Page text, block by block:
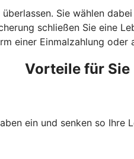
Sie wählen
schließen Sie eine
einer Einmalzahlung
Vorteile für Sie
ein und senken so Ihre